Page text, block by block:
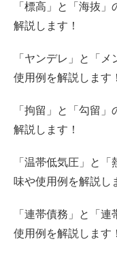
「標高」と「海抜
解説します！
「ヤンデレ」と「
使用例を解説します！
「拘留」と「勾留
解説します！
「温帯低気圧」と
味や使用例を解説し
「連帯債務」と「
使用例を解説します！